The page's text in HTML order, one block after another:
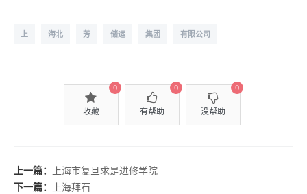
上 海北 芳 储运 集团 有限公司
收藏
0
有帮助
0
没帮助
0
上一篇：
上海市复旦求是进修学院
下一篇：
上海拜石